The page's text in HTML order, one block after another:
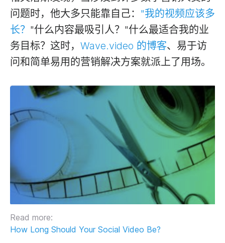
问题时，他大多只能靠自己： "我的视频应该多
长？ "什么内容最吸引人？"什么最适合我的业
务目标？这时， Wave.video 的博客、易于访
问和简单易用的营销解决方案就派上了用场。
Read more:
How Long Should Your Social Video Be?